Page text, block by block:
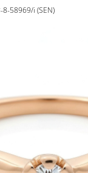
8-58969/i (SEN)